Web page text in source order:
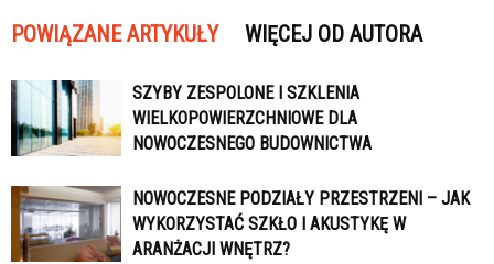
POWIĄZANE ARTYKUŁY WIĘCEJ OD AUTORA
SZYBY ZESPOLONE I SZKLENIA
WIELKOPOWIERZCHNIOWE DLA
NOWOCZESNEGO BUDOWNICTWA
NOWOCZESNE PODZIAŁY PRZESTRZENI – JAK
WYKORZYSTAĆ SZKŁO I AKUSTYKĘ W
ARANŻACJI WNĘTRZ?